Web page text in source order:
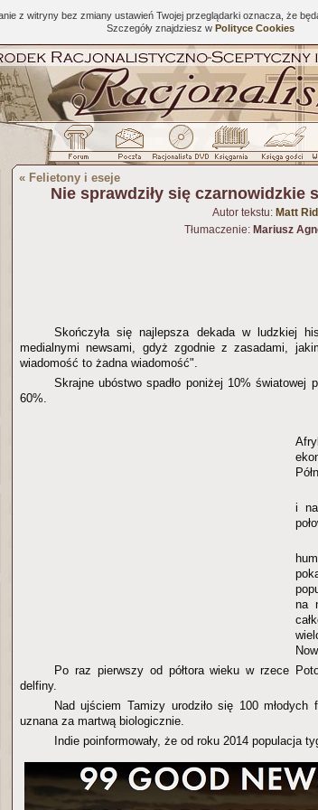
z witryny bez zmiany ustawień Twojej przeglądarki oznacza, że
Szczegóły znajdziesz w Polityce Cookies
« Felietony i eseje
Nie sprawdziły się czarnowidzkie
Autor tekstu: Matt
Tłumaczenie: Mariusz
Skończyła się najlepsza dekada w ludzkiej
medialnymi newsami, gdyż zgodnie z zasadami,
wiadomość to żadna wiadomość".
Skrajne ubóstwo spadło poniżej 10% światowej
60%.
i
na
Po raz pierwszy od półtora wieku w rzece
delfiny.
Nad ujściem Tamizy urodziło się 100
uznana za martwą biologicznie.
Indie poinformowały, że od roku 2014 populacja